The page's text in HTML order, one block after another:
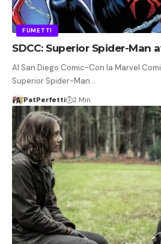
FUMETTI
SDCC: Superior Spider-Man
Al San Diego Comic-Con la Marvel
Superior Spider-Man…
PatPerfetti 2 Min